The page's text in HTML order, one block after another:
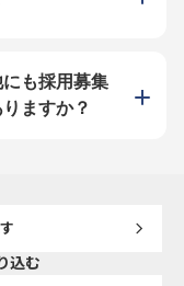
計算、スタッフマネジメン
持つ方も歓迎しており、運
お持ちの方も活躍できま
たの経験と情熱を、ぜひ当
かしてください。 ※2026
も採用募集
ますか？
込む